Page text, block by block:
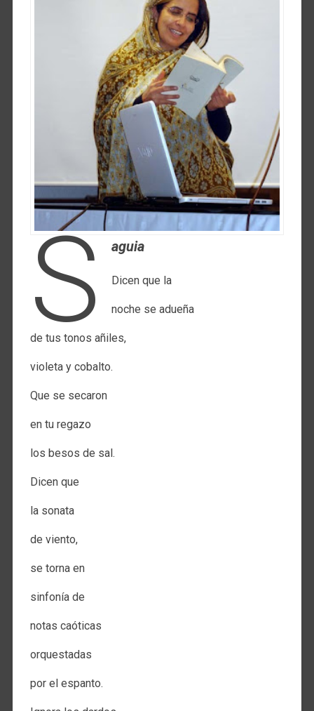
S aguia
Dicen que la
noche se adueña
de tus tonos añiles,
violeta y cobalto.
Que se secaron
en tu regazo
los besos de sal.
Dicen que
la sonata
de viento,
se torna en
sinfonía de
notas caóticas
orquestadas
por el espanto.